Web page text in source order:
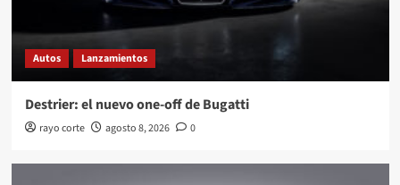
Autos Lanzamientos
Destrier: el nuevo one-off de Bugatti
rayo corte agosto 8, 2026 0